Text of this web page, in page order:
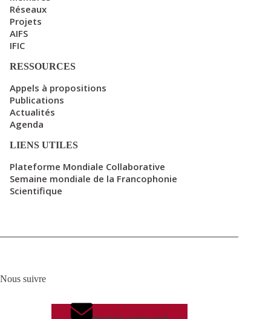
Réseaux
Projets
AIFS
IFIC
RESSOURCES
Appels à propositions
Publications
Actualités
Agenda
LIENS UTILES
Plateforme Mondiale Collaborative
Semaine mondiale de la Francophonie
Scientifique
Nous suivre